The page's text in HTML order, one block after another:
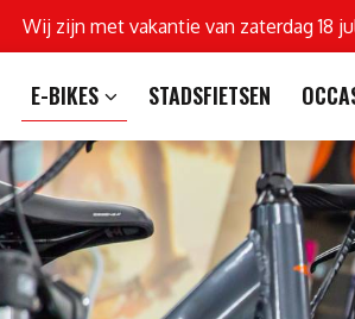
Wij zijn met vakantie van zaterdag 18
E-BIKES STADSFIETSEN